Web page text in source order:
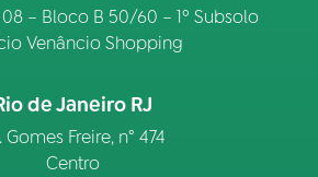
– Bloco B 50/60 – 1º Subsolo
Venâncio Shopping
de Janeiro RJ
Gomes Freire, n° 474
Centro